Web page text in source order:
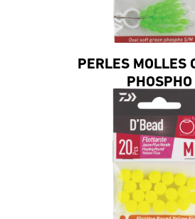
PERLES MOLLES
PHOSPHO